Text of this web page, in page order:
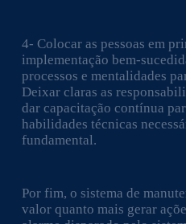
4- Colocar as pessoas em
implementação bem-
processos e mentalidades
Deixar claras as
dar capacitação contínua
habilidades técnicas
fundamental.
Por fim, o sistema de
valor quanto mais gerar